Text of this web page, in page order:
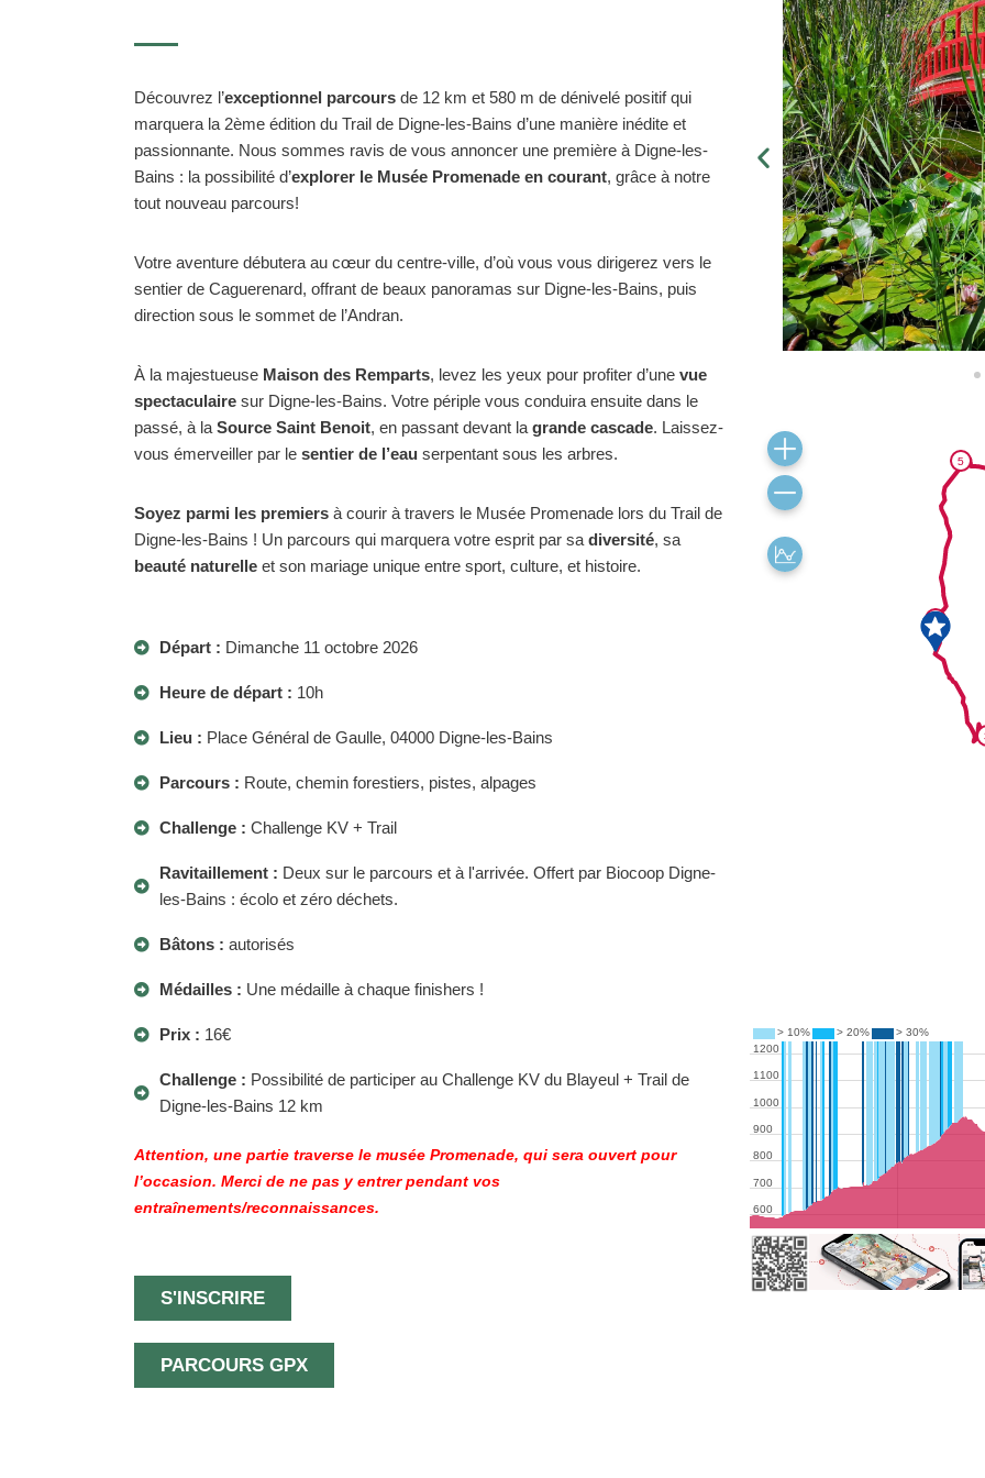
Découvrez l’exceptionnel parcours de 12 km et 580 m de dénivelé positif qui
marquera la 2ème édition du Trail de Digne-les-Bains d’une manière inédite et
passionnante. Nous sommes ravis de vous annoncer une première à Digne-les-
Bains : la possibilité d’explorer le Musée Promenade en courant, grâce à notre
tout nouveau parcours!
Votre aventure débutera au cœur du centre-ville, d’où vous vous dirigerez vers le
sentier de Caguerenard, offrant de beaux panoramas sur Digne-les-Bains, puis
direction sous le sommet de l’Andran.
À la majestueuse Maison des Remparts, levez les yeux pour profiter d’une vue
spectaculaire sur Digne-les-Bains. Votre périple vous conduira ensuite dans le
passé, à la Source Saint Benoit, en passant devant la grande cascade. Laissez-
vous émerveiller par le sentier de l’eau serpentant sous les arbres.
Soyez parmi les premiers à courir à travers le Musée Promenade lors du Trail de
Digne-les-Bains ! Un parcours qui marquera votre esprit par sa diversité, sa
beauté naturelle et son mariage unique entre sport, culture, et histoire.
Départ : Dimanche 11 octobre 2026
Heure de départ : 10h
Lieu : Place Général de Gaulle, 04000 Digne-les-Bains
Parcours : Route, chemin forestiers, pistes, alpages
Challenge : Challenge KV + Trail
Ravitaillement : Deux sur le parcours et à l'arrivée. Offert par Biocoop Digne-
les-Bains : écolo et zéro déchets.
Bâtons : autorisés
Médailles : Une médaille à chaque finishers !
Prix : 16€
Challenge : Possibilité de participer au Challenge KV du Blayeul + Trail de
Digne-les-Bains 12 km
Attention, une partie traverse le musée Promenade, qui sera ouvert pour
l’occasion. Merci de ne pas y entrer pendant vos
entraînements/reconnaissances.
S'INSCRIRE
PARCOURS GPX